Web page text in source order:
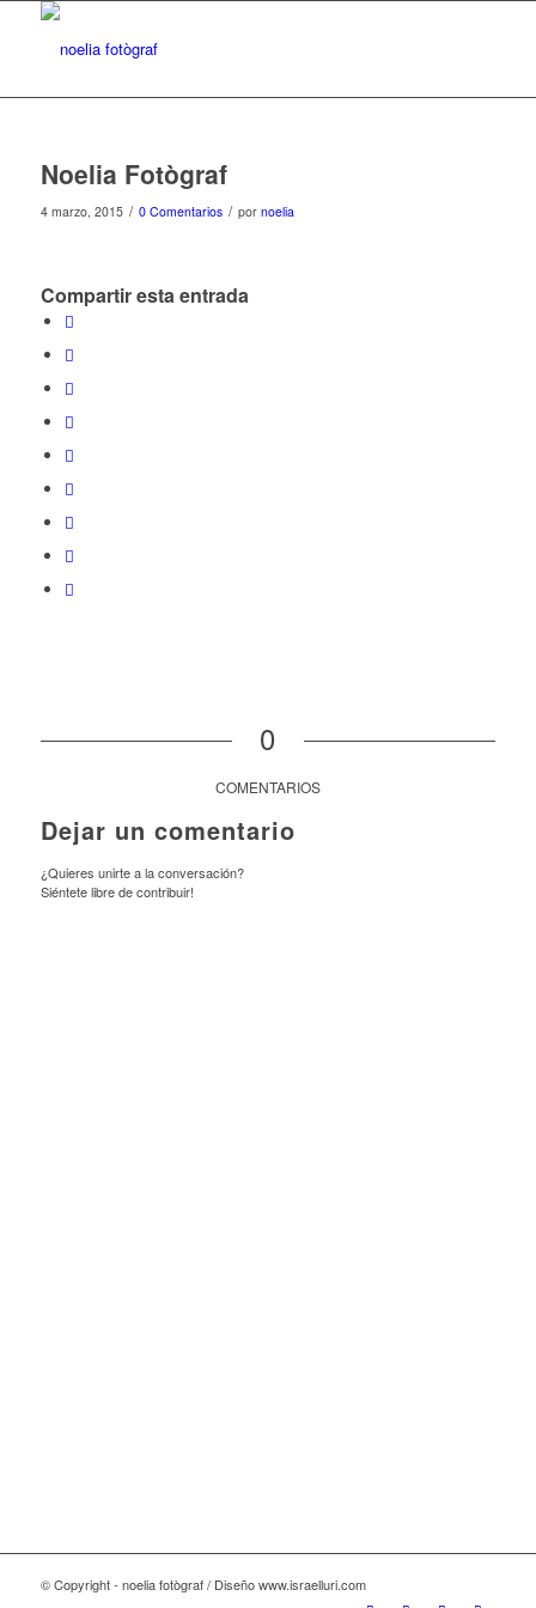
Noelia Fotògraf
4 marzo, 2015 / 0 Comentarios / por noelia
Compartir esta entrada
0
COMENTARIOS
Dejar un comentario
¿Quieres unirte a la conversación?
Siéntete libre de contribuir!
© Copyright - noelia fotògraf / Diseño www.israelluri.com